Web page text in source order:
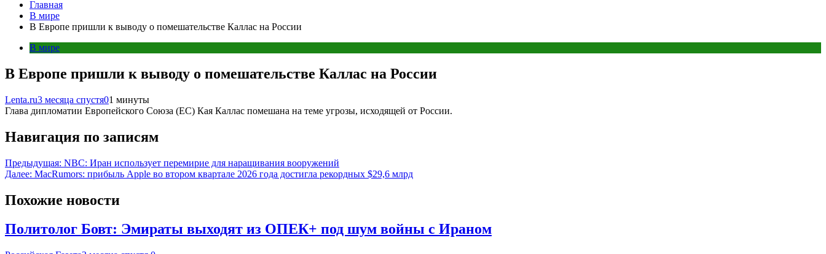
Главная
В мире
В Европе пришли к выводу о помешательстве Каллас на России
В мире
В Европе пришли к выводу о помешательстве Каллас на России
Lenta.ru3 месяца спустя01 минуты
Глава дипломатии Европейского Союза (ЕС) Кая Каллас помешана на теме угрозы, исходящей от России.
Навигация по записям
Предыдущая: NBC: Иран использует перемирие для наращивания вооружений
Далее: MacRumors: прибыль Apple во втором квартале 2026 года достигла рекордных $29,6 млрд
Похожие новости
Политолог Бовт: Эмираты выходят из ОПЕК+ под шум войны с Ираном